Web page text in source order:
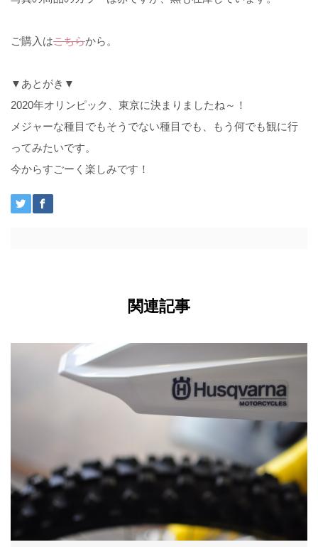
ご購入はこちらから。
▼あとがき▼
2020年オリンピック、東京に決まりましたね～！
メジャーな種目でもそうでない種目でも、もう何でも観に行
ってみたいです。
今からすごーく楽しみです！
関連記事